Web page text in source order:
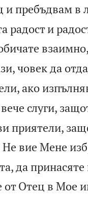
и пребъдвам в
радост и
човек да
ако
слуги,
приятели,
Не вие Мене
да
от Отец в Мое